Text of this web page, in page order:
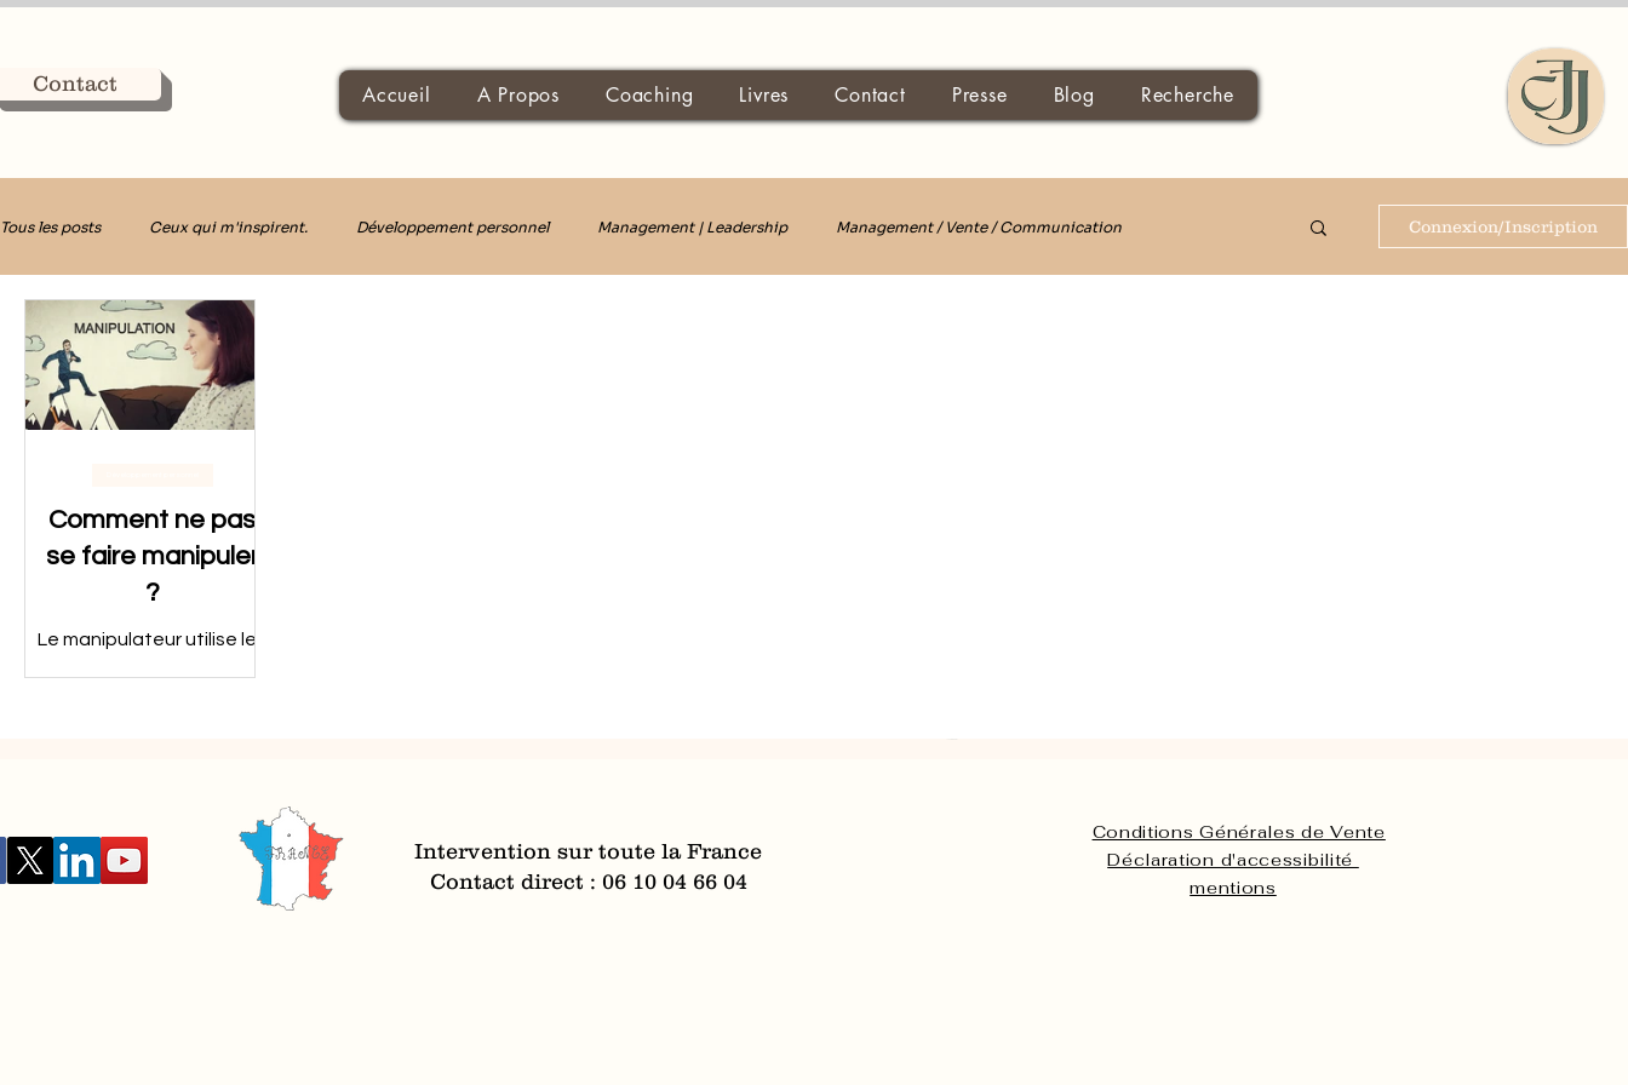
Contact Accueil A Propos Coaching Livres Contact Presse Blog Recherche
Tous les posts Ceux qui m'inspirent. Développement personnel Management | Leadership Management / Vente / Communication
Décider avec Clarté
Connexion/Inscription
Comment ne pas
se faire manipuler
?
Le manipulateur utilise les
Intervention sur toute la France
Contact direct : 06 10 04 66 04
Conditions Générales de Vente
Déclaration d'accessibilité
mentions